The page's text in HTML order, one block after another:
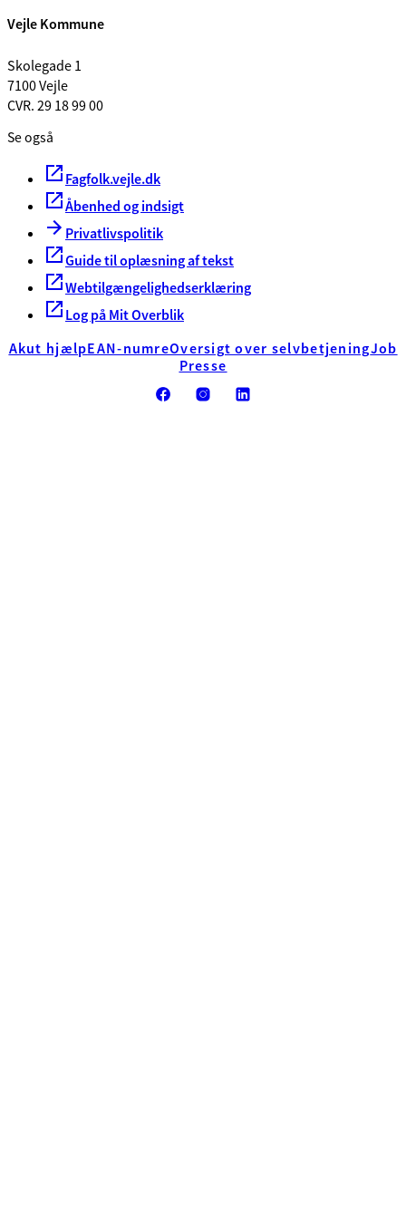
Vejle Kommune
Skolegade 1
7100 Vejle
CVR. 29 18 99 00
Se også
Fagfolk.vejle.dk
Åbenhed og indsigt
Privatlivspolitik
Guide til oplæsning af tekst
Webtilgængelighedserklæring
Log på Mit Overblik
Akut hjælpEAN-numreOversigt over selvbetjeningJob
Presse